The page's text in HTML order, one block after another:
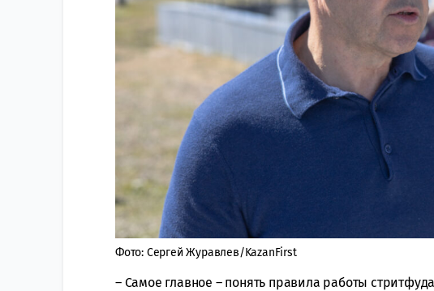
Фото: Сергей Журавлев/KazanFirst
– Самое главное – понять правила работы